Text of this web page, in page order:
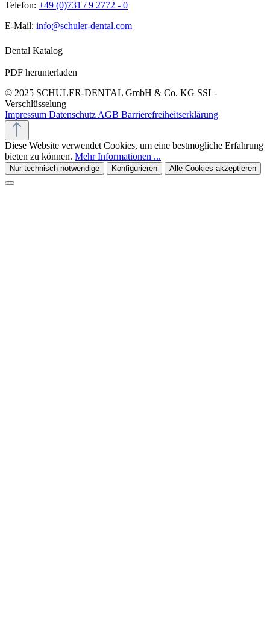
Telefon: +49 (0)731 / 9 2772 - 0
E-Mail: info@schuler-dental.com
Dental Katalog
PDF herunterladen
© 2025 SCHULER-DENTAL GmbH & Co. KG SSL-
Verschlüsselung
Impressum Datenschutz AGB Barrierefreiheitserklärung
Diese Website verwendet Cookies, um eine bestmögliche Erfahrung
bieten zu können. Mehr Informationen ...
Nur technisch notwendige Konfigurieren Alle Cookies akzeptieren